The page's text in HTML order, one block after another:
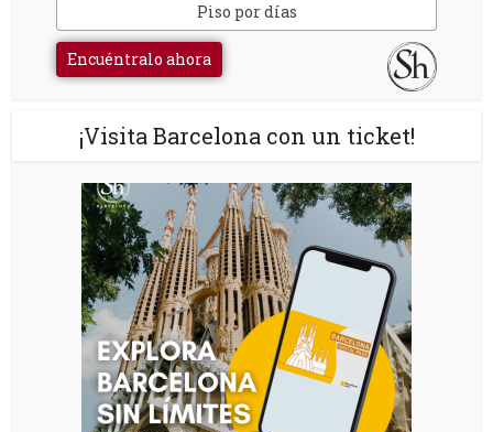
Piso por días
Encuéntralo ahora
¡Visita Barcelona con un ticket!